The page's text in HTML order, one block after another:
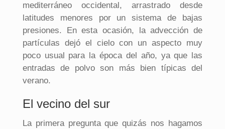
mediterráneo occidental, arrastrado desde
latitudes menores por un sistema de bajas
presiones. En esta ocasión, la advección de
partículas dejó el cielo con un aspecto muy
poco usual para la época del año, ya que las
entradas de polvo son más bien típicas del
verano.
El vecino del sur
La primera pregunta que quizás nos hagamos